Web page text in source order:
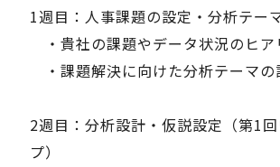
1週目：人事課題の設定・分析テー
・貴社の課題やデータ状況のヒア
・課題解決に向けた分析テーマの
2週目：分析設計・仮説設定（第1
プ）